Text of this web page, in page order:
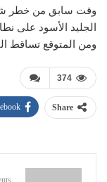
وقت سابق من خطر
الجليد الأسود على
ومن المتوقع تساقط
374
Share